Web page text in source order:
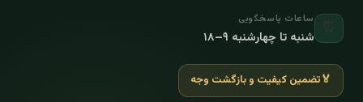
⏰ ساعات پاسخگویی
شنبه تا چهارشنبه ۹–۱۸
🏅تضمین کیفیت و بازگشت وجه